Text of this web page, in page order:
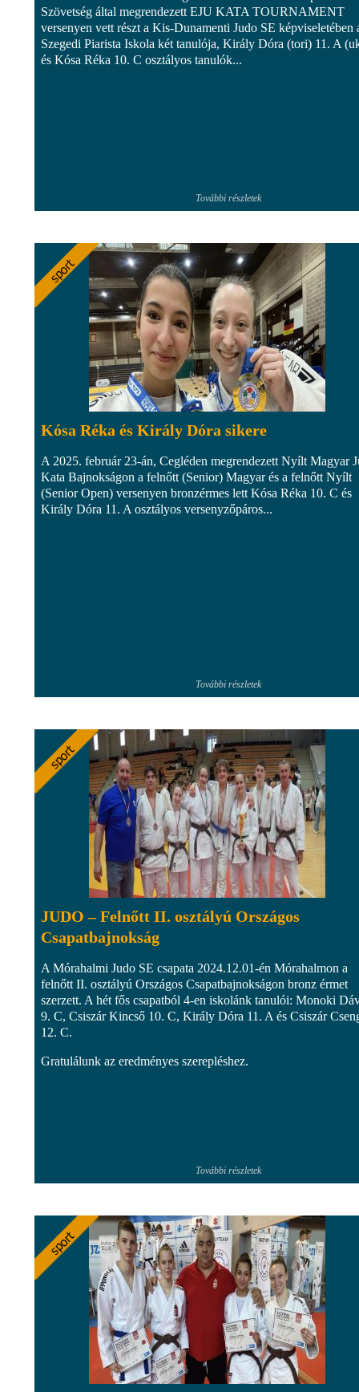
Szövetség által megrendezett EJU KATA TOURNAMENT
versenyen vett részt a Kis-Dunamenti Judo SE képviseletében
Szegedi Piarista Iskola két tanulója, Király Dóra (tori) 11. A
és Kósa Réka 10. C osztályos tanulók...
További részletek
Kósa Réka és Király Dóra sikere
A 2025. február 23-án, Cegléden megrendezett Nyílt Magyar
Kata Bajnokságon a felnőtt (Senior) Magyar és a felnőtt Nyílt
(Senior Open) versenyen bronzérmes lett Kósa Réka 10. C és
Király Dóra 11. A osztályos versenyzőpáros...
További részletek
JUDO – Felnőtt II. osztályú Országos
Csapatbajnokság
A Mórahalmi Judo SE csapata 2024.12.01-én Mórahalmon a
felnőtt II. osztályú Országos Csapatbajnokságon bronz érmet
szerzett. A hét fős csapatból 4-en iskolánk tanulói: Monoki
9. C, Csiszár Kincső 10. C, Király Dóra 11. A és Csiszár
12. C.
Gratulálunk az eredményes szerepléshez.
További részletek